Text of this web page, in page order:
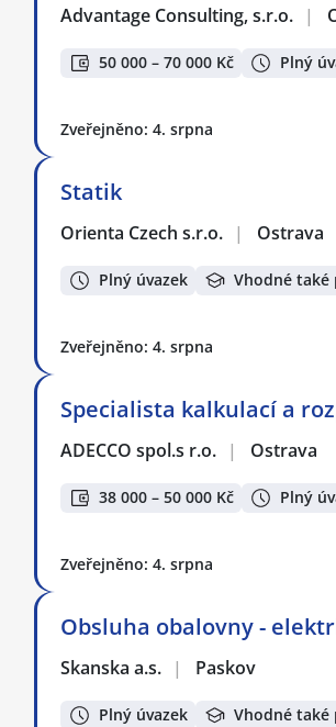
Advantage Consulting, s.r.o. |
50 000 – 70 000 Kč Plný
Zveřejněno: 4. srpna
Statik
Orienta Czech s.r.o. | Ostrava
Plný úvazek Vhodné také
Zveřejněno: 4. srpna
Specialista kalkulací a
ADECCO spol.s r.o. | Ostrava
38 000 – 50 000 Kč Plný
Zveřejněno: 4. srpna
Obsluha obalovny -
Skanska a.s. | Paskov
Plný úvazek Vhodné také